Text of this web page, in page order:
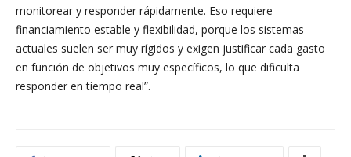
monitorear y responder rápidamente. Eso requiere
financiamiento estable y flexibilidad, porque los sistemas
actuales suelen ser muy rígidos y exigen justificar cada gasto
en función de objetivos muy específicos, lo que dificulta
responder en tiempo real”.